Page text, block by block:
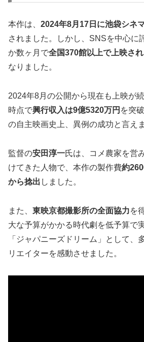
本作は、 2024年8月17日に池袋シネ
されました。しかし、SNSを中心に
か数ヶ月で全国370館以上で上映さ
なりました。
2024年8月の公開から現在も上映が
時点で興行収入は9億5320万円 を突
の自主映画史上、異例の成功と言えま
監督の安田淳一氏は、コメ農家を営
けてきた人物で、本作の製作費約
から捻出 しました。
また、 東映京都撮影所の全面協力を
大な予算がかかる時代劇を低予算で
「ジャパニーズドリーム」として、
リエイターを感動させました。